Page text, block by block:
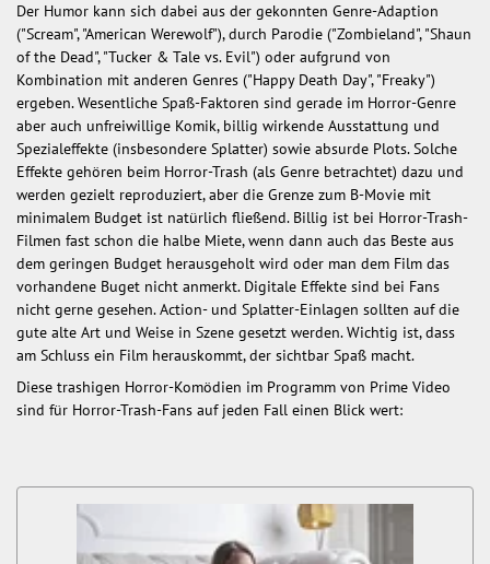
Der Humor kann sich dabei aus der gekonnten Genre-Adaption
("Scream", "American Werewolf"), durch Parodie ("Zombieland", "Shaun
of the Dead", "Tucker & Tale vs. Evil") oder aufgrund von
Kombination mit anderen Genres ("Happy Death Day", "Freaky")
ergeben. Wesentliche Spaß-Faktoren sind gerade im Horror-Genre
aber auch unfreiwillige Komik, billig wirkende Ausstattung und
Spezialeffekte (insbesondere Splatter) sowie absurde Plots. Solche
Effekte gehören beim Horror-Trash (als Genre betrachtet) dazu und
werden gezielt reproduziert, aber die Grenze zum B-Movie mit
minimalem Budget ist natürlich fließend. Billig ist bei Horror-Trash-
Filmen fast schon die halbe Miete, wenn dann auch das Beste aus
dem geringen Budget herausgeholt wird oder man dem Film das
vorhandene Buget nicht anmerkt. Digitale Effekte sind bei Fans
nicht gerne gesehen. Action- und Splatter-Einlagen sollten auf die
gute alte Art und Weise in Szene gesetzt werden. Wichtig ist, dass
am Schluss ein Film herauskommt, der sichtbar Spaß macht.
Diese trashigen Horror-Komödien im Programm von Prime Video
sind für Horror-Trash-Fans auf jeden Fall einen Blick wert: